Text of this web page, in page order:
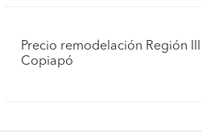
Precio remodelación Región
Copiapó